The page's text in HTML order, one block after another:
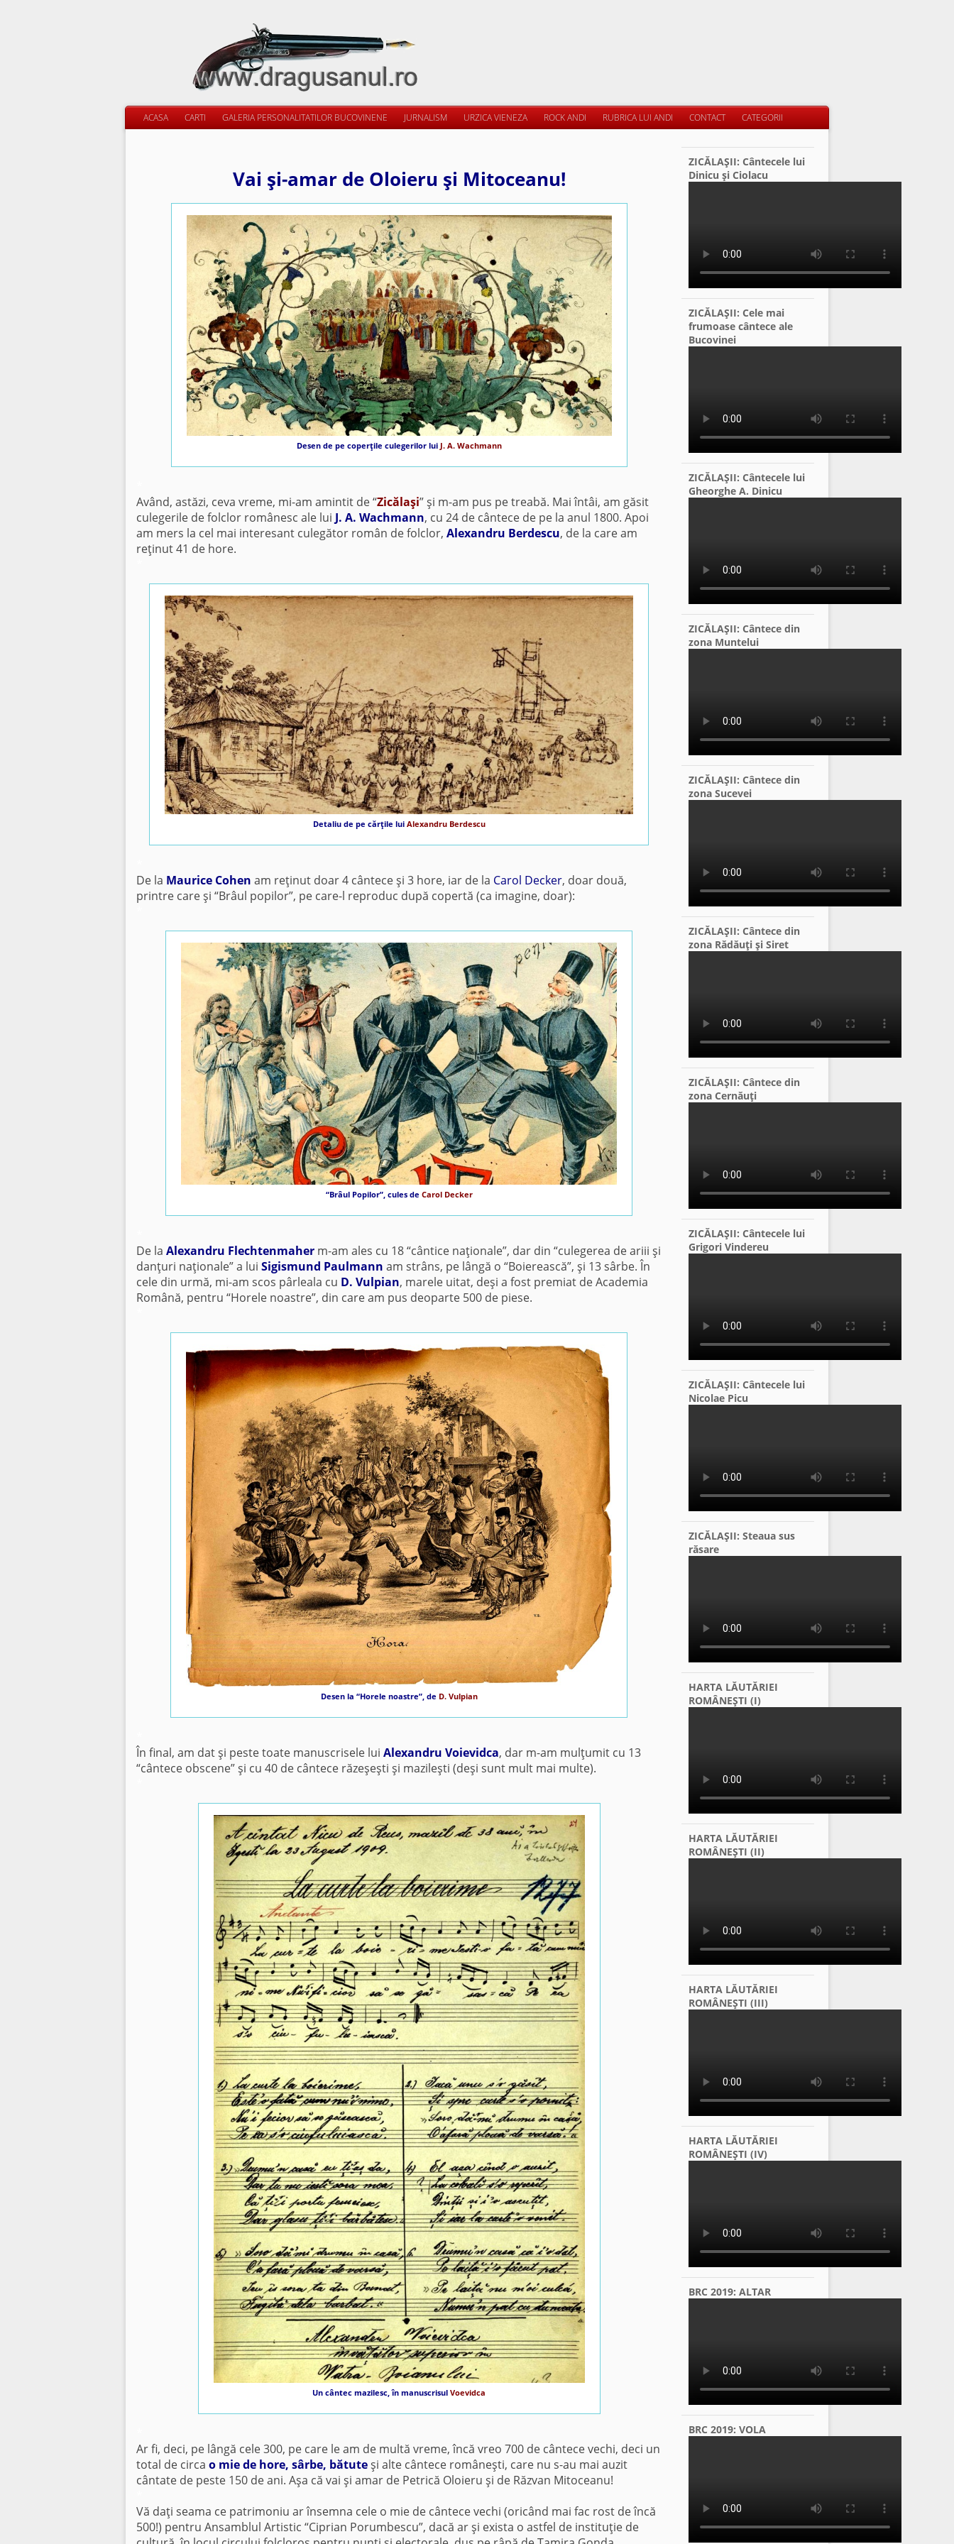
ACASA CARTI GALERIA PERSONALITATILOR BUCOVINENE JURNALISM URZICA VIENEZA ROCK ANDI RUBRICA LUI ANDI CONTACT CATEGORII
Vai şi-amar de Oloieru şi Mitoceanu!
Desen de pe coperţile culegerilor lui J. A. Wachmann
Având, astăzi, ceva vreme, mi-am amintit de “Zicălaşi” şi m-am pus pe treabă. Mai întâi, am găsit
culegerile de folclor românesc ale lui J. A. Wachmann, cu 24 de cântece de pe la anul 1800. Apoi
am mers la cel mai interesant culegător român de folclor, Alexandru Berdescu, de la care am
reţinut 41 de hore.
Detaliu de pe cărţile lui Alexandru Berdescu
De la Maurice Cohen am reţinut doar 4 cântece şi 3 hore, iar de la Carol Decker, doar două,
printre care şi “Brâul popilor”, pe care-l reproduc după copertă (ca imagine, doar):
“Brâul Popilor”, cules de Carol Decker
De la Alexandru Flechtenmaher m-am ales cu 18 “cântice naţionale”, dar din “culegerea de ariii şi
danţuri naţionale” a lui Sigismund Paulmann am strâns, pe lângă o “Boierească”, şi 13 sârbe. În
cele din urmă, mi-am scos pârleala cu D. Vulpian, marele uitat, deşi a fost premiat de Academia
Română, pentru “Horele noastre”, din care am pus deoparte 500 de piese.
Desen la “Horele noastre”, de D. Vulpian
În final, am dat şi peste toate manuscrisele lui Alexandru Voievidca, dar m-am mulţumit cu 13
“cântece obscene” şi cu 40 de cântece răzeşeşti şi mazileşti (deşi sunt mult mai multe).
Un cântec mazilesc, în manuscrisul Voevidca
Ar fi, deci, pe lângă cele 300, pe care le am de multă vreme, încă vreo 700 de cântece vechi, deci un
total de circa o mie de hore, sârbe, bătuteşi alte cântece româneşti, care nu s-au mai auzit
cântate de peste 150 de ani. Aşa că vai şi amar de Petrică Oloieru şi de Răzvan Mitoceanu!
Vă daţi seama ce patrimoniu ar însemna cele o mie de cântece vechi (oricând mai fac rost de încă
500!) pentru Ansamblul Artistic “Ciprian Porumbescu”, dacă ar şi exista o astfel de instituţie de
ZICĂLAŞII: Cântecele lui
Dinicu şi Ciolacu
ZICĂLAŞII: Cele mai
frumoase cântece ale
Bucovinei
ZICĂLAŞII: Cântecele lui
Gheorghe A. Dinicu
ZICĂLAŞII: Cântece din
zona Muntelui
ZICĂLAŞII: Cântece din
zona Sucevei
ZICĂLAŞII: Cântece din
zona Rădăuţi şi Siret
ZICĂLAŞII: Cântece din
zona Cernăuţi
ZICĂLAŞII: Cântecele lui
Grigori Vindereu
ZICĂLAŞII: Cântecele lui
Nicolae Picu
ZICĂLAŞII: Steaua sus
răsare
HARTA LĂUTĂRIEI
ROMÂNEŞTI (I)
HARTA LĂUTĂRIEI
ROMÂNEŞTI (II)
HARTA LĂUTĂRIEI
ROMÂNEŞTI (III)
HARTA LĂUTĂRIEI
ROMÂNEŞTI (IV)
BRC 2019: ALTAR
BRC 2019: VOLA